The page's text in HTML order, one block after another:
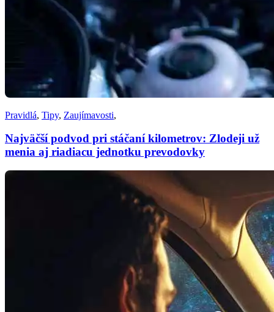
Pravidlá, Tipy, Zaujímavosti,
Najväčší podvod pri stáčaní kilometrov: Zlodeji už
menia aj riadiacu jednotku prevodovky